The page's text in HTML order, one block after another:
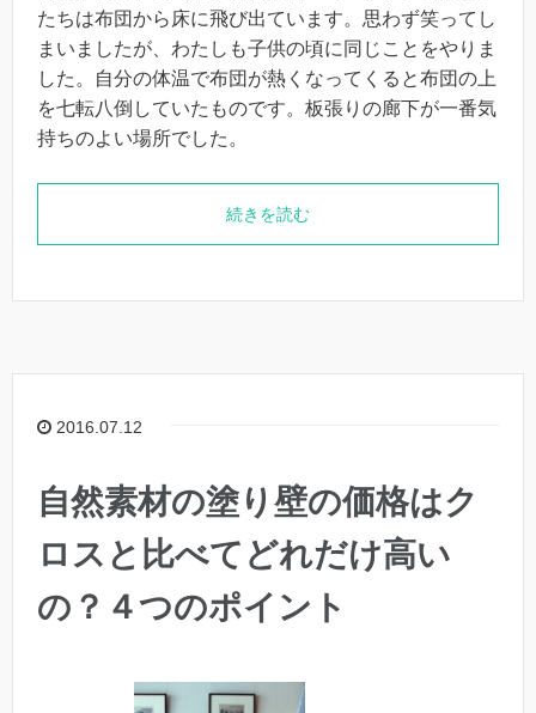
たちは布団から床に飛び出ています。思わず笑ってし
まいましたが、わたしも子供の頃に同じことをやりま
した。自分の体温で布団が熱くなってくると布団の上
を七転八倒していたものです。板張りの廊下が一番気
持ちのよい場所でした。
続きを読む
2016.07.12
自然素材の塗り壁の価格はク
ロスと比べてどれだけ高い
の？４つのポイント